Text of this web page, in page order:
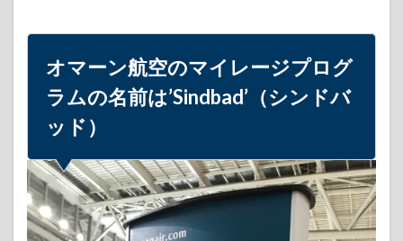
は’Sindbad’（シ
ンドバッド）
1.1
シン
ドバ
はワ
ンワ
ール
ドで
もス
オマーン航空のマイレージプログ
ラムの名前は’Sindbad’（シンドバ
ッド）